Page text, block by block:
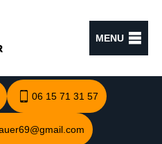
MENU
06 15 71 31 57